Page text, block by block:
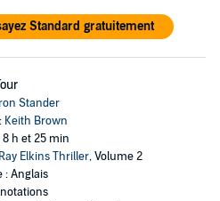
Standard gratuitement
Stander
Keith Brown
8 h et 25 min
Ray Elkins Thriller, Volume 2
: Anglais
notations